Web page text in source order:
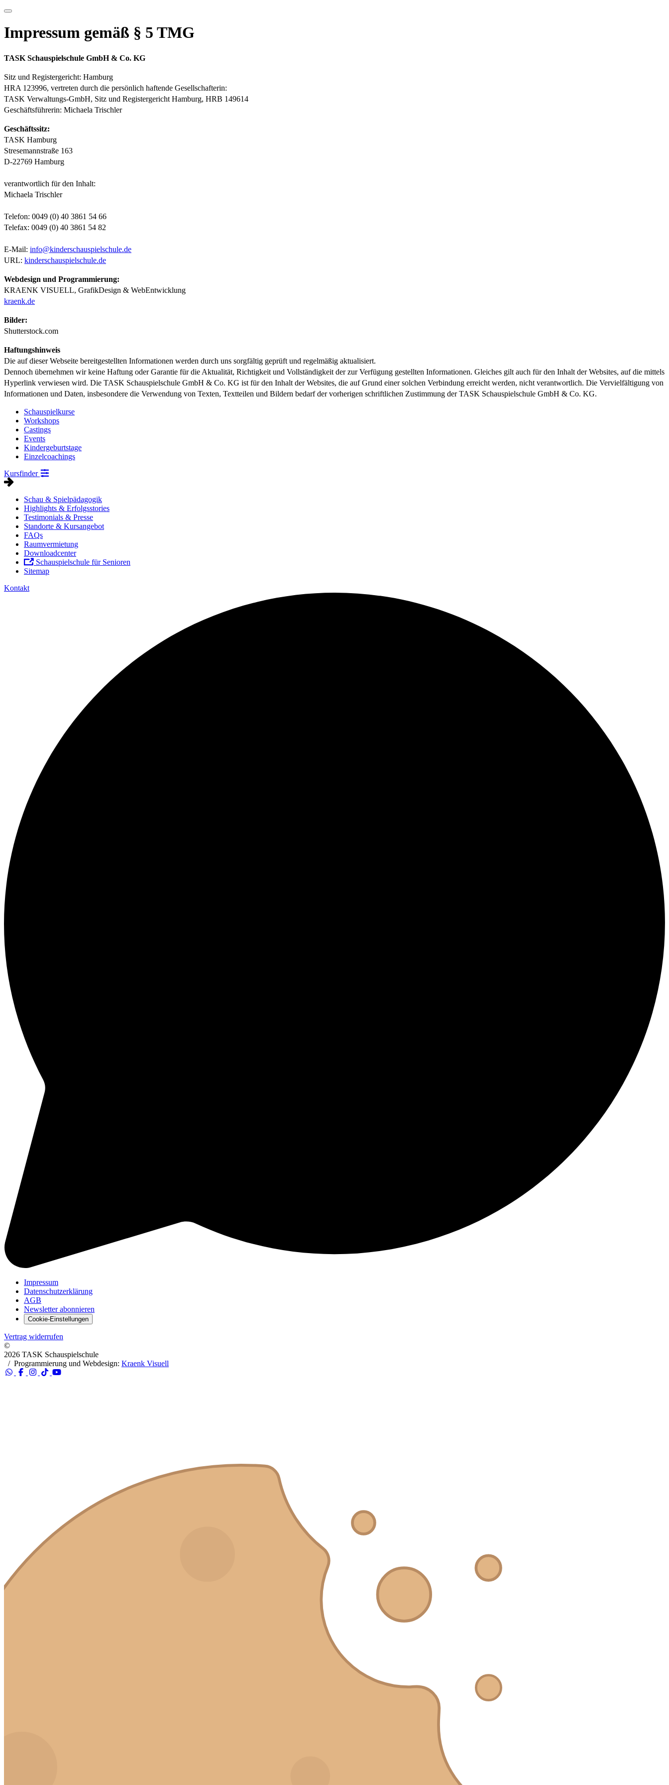
Impressum gemäß § 5 TMG
TASK Schauspielschule GmbH & Co. KG
Sitz und Registergericht: Hamburg
HRA 123996, vertreten durch die persönlich haftende Gesellschafterin:
TASK Verwaltungs-GmbH, Sitz und Registergericht Hamburg, HRB 149614
Geschäftsführerin: Michaela Trischler
Geschäftssitz:
TASK Hamburg
Stresemannstraße 163
D-22769 Hamburg
verantwortlich für den Inhalt:
Michaela Trischler
Telefon: 0049 (0) 40 3861 54 66
Telefax: 0049 (0) 40 3861 54 82
E-Mail: info@kinderschauspielschule.de
URL: kinderschauspielschule.de
Webdesign und Programmierung:
KRAENK VISUELL, GrafikDesign & WebEntwicklung
kraenk.de
Bilder:
Shutterstock.com
Haftungshinweis
Die auf dieser Webseite bereitgestellten Informationen werden durch uns sorgfältig geprüft und regelmäßig aktualisiert.
Dennoch übernehmen wir keine Haftung oder Garantie für die Aktualität, Richtigkeit und Vollständigkeit der zur Verfügung gestellten Informationen. Gleiches gilt auch für den Inhalt der Websites, auf die mittels
Hyperlink verwiesen wird. Die TASK Schauspielschule GmbH & Co. KG ist für den Inhalt der Websites, die auf Grund einer solchen Verbindung erreicht werden, nicht verantwortlich. Die Vervielfältigung von
Informationen und Daten, insbesondere die Verwendung von Texten, Textteilen und Bildern bedarf der vorherigen schriftlichen Zustimmung der TASK Schauspielschule GmbH & Co. KG.
Schauspielkurse
Workshops
Castings
Events
Kindergeburtstage
Einzelcoachings
Kursfinder
Schau & Spielpädagogik
Highlights & Erfolgsstories
Testimonials & Presse
Standorte & Kursangebot
FAQs
Raumvermietung
Downloadcenter
Schauspielschule für Senioren
Sitemap
Kontakt
Impressum
Datenschutzerklärung
AGB
Newsletter abonnieren
Cookie-Einstellungen
Vertrag widerrufen
©
2026 TASK Schauspielschule
/ Programmierung und Webdesign: Kraenk Visuell